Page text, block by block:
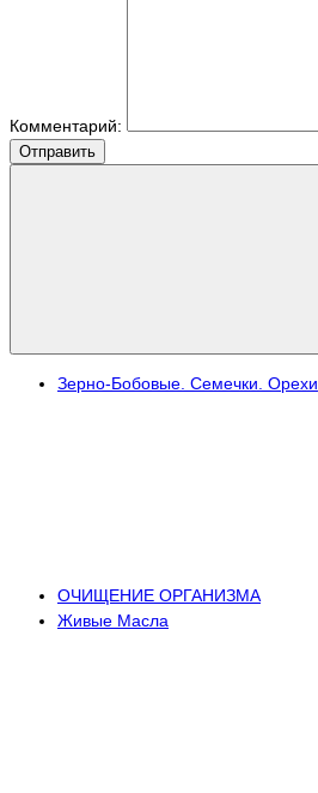
Комментарий:
Отправить
Зерно-Бобовые. Семечки. Орехи
ОЧИЩЕНИЕ ОРГАНИЗМА
Живые Масла